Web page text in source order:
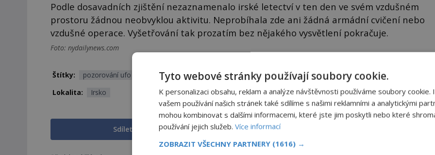
Podle dosavadních zjištění nezaznamenalo irské letectví v ten den ve svém vzdušném
prostoru žádnou neobvyklou aktivitu. Neprobíhala zde ani žádná armádní cvičení nebo
vzdušné operace. Vyšetřování tak prozatím bez nějakého vysvětlení pokračuje.
Foto: nydailynews.com
Štítky: pozorování ufo
Lokalita:
Irsko
Sdílet na Facebooku
Tyto webové stránky používají soubory cookie.
K personalizaci obsahu, reklam a analýze návštěvnosti používáme soubory cookie.
vašem používání našich stránek také sdílíme s našimi reklamními a analytickými
mohou kombinovat s dalšími informacemi, které jste jim poskytli nebo které
používání jejich služeb. Více informací
ZOBRAZIT VŠECHNY PARTNERY (1616) →